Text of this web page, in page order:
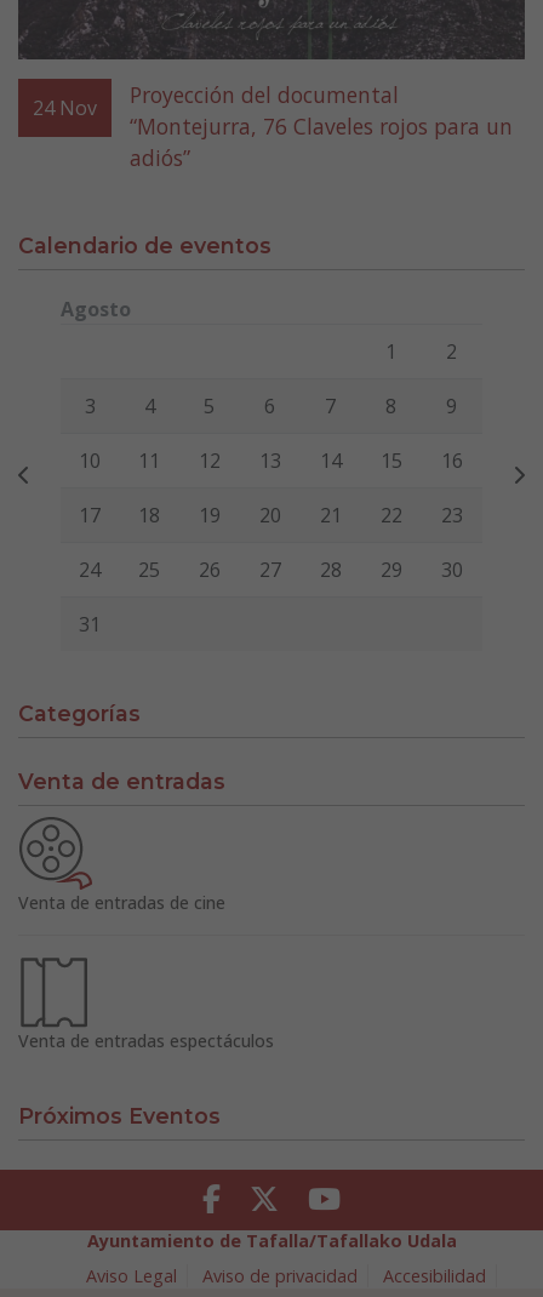
24 Nov
Proyección del documental
“Montejurra, 76 Claveles rojos para un
adiós”
Calendario de eventos
Agosto
Viernes Sábado
1 2
3 4 5 6 7 8 9
10 11 12 13 14 15 16
17 18 19 20 21 22 23
24 25 26 27 28 29 30
31
Categorías
Venta de entradas
Venta de entradas de cine
Venta de entradas espectáculos
Próximos Eventos
Facebook Twitter Youtube
Ayuntamiento de Tafalla/Tafallako Udala
Aviso Legal
Aviso de privacidad
Accesibilidad